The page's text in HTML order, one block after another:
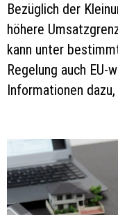
Bezüglich der
höhere
kann unter
Regelung auch
Informationen